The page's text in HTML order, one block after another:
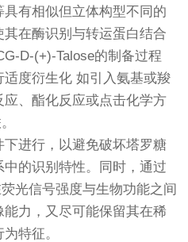
有相似但立体构型不同的
在酶识别与转运蛋白结合
D-(+)-Talose的制备过程
度衍生化 如引入氨基或羧
、酯化反应或点击化学方
进行，以避免破坏塔罗糖
的识别特性。同时，通过
光信号强度与生物功能之间
力，又尽可能保留其在稀
特征。